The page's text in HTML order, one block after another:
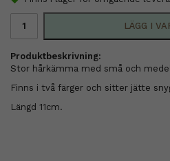
LÄGG I
Produktbeskrivning:
Stor hårkämma med små och
Finns i två färger och sitter jätte
Längd 11cm.